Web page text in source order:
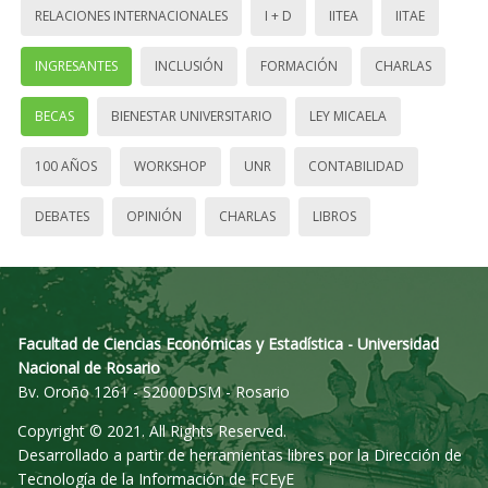
RELACIONES INTERNACIONALES I + D IITEA IITAE
INGRESANTES INCLUSIÓN FORMACIÓN CHARLAS
BECAS BIENESTAR UNIVERSITARIO LEY MICAELA
100 AÑOS WORKSHOP UNR CONTABILIDAD
DEBATES OPINIÓN CHARLAS LIBROS
Facultad de Ciencias Económicas y Estadística - Universidad
Nacional de Rosario
Bv. Oroño 1261 - S2000DSM - Rosario
Copyright © 2021. All Rights Reserved.
Desarrollado a partir de herramientas libres por la Dirección de
Tecnología de la Información de FCEyE